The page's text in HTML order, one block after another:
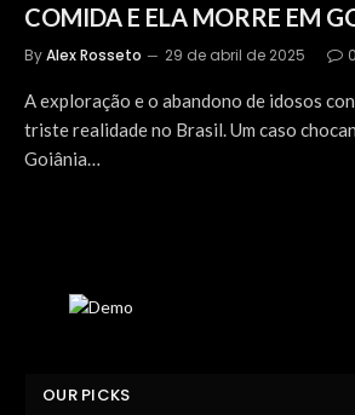
COMIDA E ELA MORRE EM
ByAlex Rosseto 29 de abril de 2025 0
A exploração e o abandono de idosos
triste realidade no Brasil. Um caso
Goiânia…
OUR PICKS